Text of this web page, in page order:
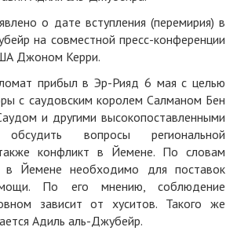
о дате вступления (перемирия) в
на совместной пресс-конференции
Джоном Керри.
прибыл в Эр-Рияд 6 мая с целью
с саудовским королем Салманом Бен
и другими высокопоставленными
вопросы региональной
конфликт в Йемене. По словам
в Йемене необходимо для поставок
По его мнению, соблюдение
зависит от хуситов. Такого же
Адиль аль-Джубейр.